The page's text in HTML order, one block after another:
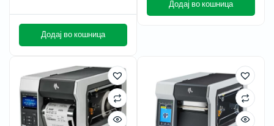
Додај во кошница
Додај во кошница